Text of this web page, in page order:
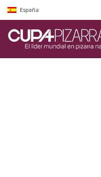
España